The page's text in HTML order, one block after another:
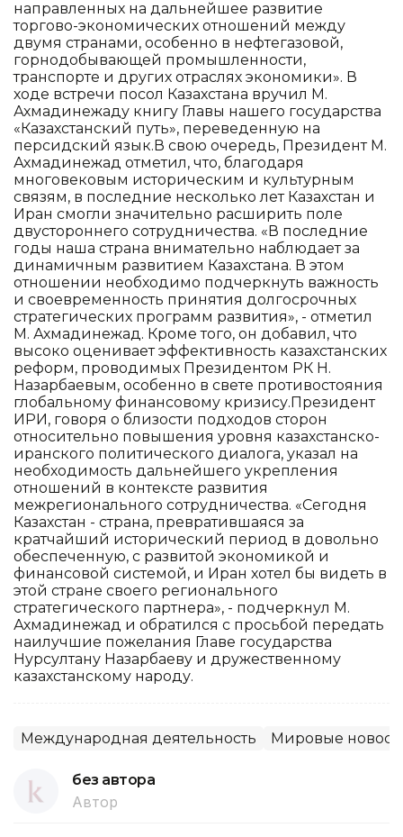
направленных на дальнейшее развитие
торгово-экономических отношений между
двумя странами, особенно в нефтегазовой,
горнодобывающей промышленности,
транспорте и других отраслях экономики». В
ходе встречи посол Казахстана вручил М.
Ахмадинежаду книгу Главы нашего государства
«Казахстанский путь», переведенную на
персидский язык.В свою очередь, Президент М.
Ахмадинежад отметил, что, благодаря
многовековым историческим и культурным
связям, в последние несколько лет Казахстан и
Иран смогли значительно расширить поле
двустороннего сотрудничества. «В последние
годы наша страна внимательно наблюдает за
динамичным развитием Казахстана. В этом
отношении необходимо подчеркнуть важность
и своевременность принятия долгосрочных
стратегических программ развития», - отметил
М. Ахмадинежад. Кроме того, он добавил, что
высоко оценивает эффективность казахстанских
реформ, проводимых Президентом РК Н.
Назарбаевым, особенно в свете противостояния
глобальному финансовому кризису.Президент
ИРИ, говоря о близости подходов сторон
относительно повышения уровня казахстанско-
иранского политического диалога, указал на
необходимость дальнейшего укрепления
отношений в контексте развития
межрегионального сотрудничества. «Сегодня
Казахстан - страна, превратившаяся за
кратчайший исторический период в довольно
обеспеченную, с развитой экономикой и
финансовой системой, и Иран хотел бы видеть в
этой стране своего регионального
стратегического партнера», - подчеркнул М.
Ахмадинежад и обратился с просьбой передать
наилучшие пожелания Главе государства
Нурсултану Назарбаеву и дружественному
казахстанскому народу.
Международная деятельность Мировые
без автора
Автор